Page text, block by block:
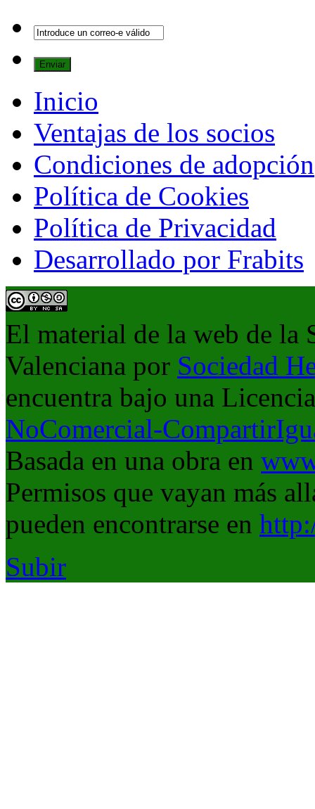
Inicio
Ventajas de los socios
Condiciones de adopción
Política de Cookies
Política de Privacidad
Desarrollado por Frabits
El material de la web de la
Valenciana por Sociedad
encuentra bajo una
NoComercial-
Basada en una obra en
Permisos que vayan más
pueden encontrarse en
Subir